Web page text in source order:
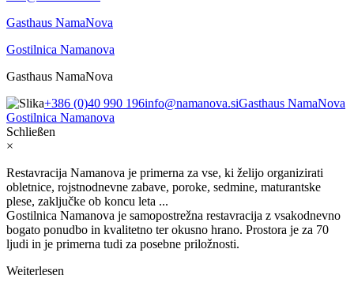
Gasthaus NamaNova
Gostilnica Namanova
Gasthaus NamaNova
+386 (0)40 990 196info@namanova.siGasthaus NamaNova
Gostilnica Namanova
Schließen
×
Restavracija Namanova je primerna za vse, ki želijo organizirati
obletnice, rojstnodnevne zabave, poroke, sedmine, maturantske
plese, zaključke ob koncu leta ...
Gostilnica Namanova je samopostrežna restavracija z vsakodnevno
bogato ponudbo in kvalitetno ter okusno hrano. Prostora je za 70
ljudi in je primerna tudi za posebne priložnosti.
Weiterlesen